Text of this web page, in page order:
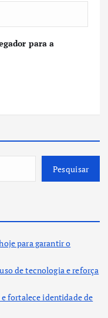
para a
Pesquisar
para garantir o
de tecnologia e reforça
fortalece identidade de